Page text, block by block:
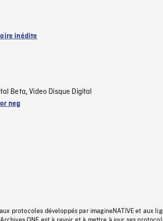
inédite
Beta,Video Disque Digital
neg
protocoles développés par imagineNATIVE et aux